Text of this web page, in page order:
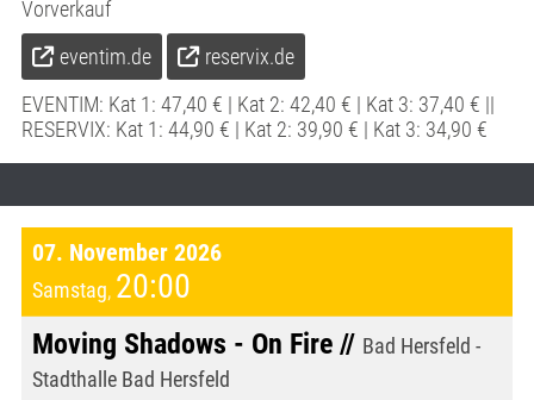
Vorverkauf
eventim.de
reservix.de
EVENTIM: Kat 1: 47,40 € | Kat 2: 42,40 € | Kat 3: 37,40 € ||
RESERVIX: Kat 1: 44,90 € | Kat 2: 39,90 € | Kat 3: 34,90 €
07. November 2026
Samstag, 20:00
Moving Shadows - On Fire // Bad Hersfeld -
Stadthalle Bad Hersfeld